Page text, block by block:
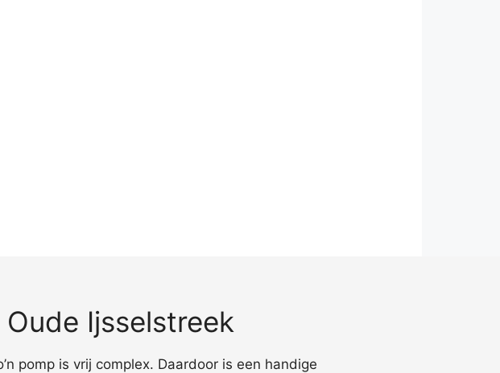
Ijsselstreek
pomp is vrij complex. Daardoor is een handige